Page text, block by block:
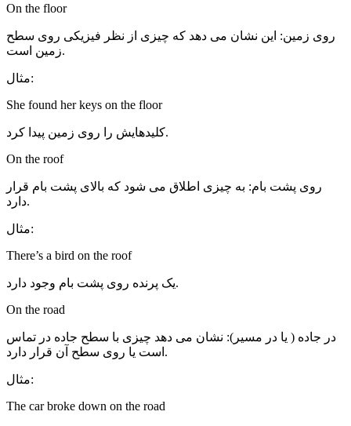
On the floor
روی زمین: این نشان می دهد که چیزی از نظر فیزیکی روی سطح
زمین است.
مثال:
She found her keys on the floor
کلیدهایش را روی زمین پیدا کرد.
On the roof
روی پشت بام: به چیزی اطلاق می شود که بالای پشت بام قرار
دارد.
مثال:
There’s a bird on the roof
یک پرنده روی پشت بام وجود دارد.
On the road
در جاده ( یا در مسیر): نشان می دهد چیزی با سطح جاده در تماس
است یا روی سطح آن قرار دارد.
مثال:
The car broke down on the road